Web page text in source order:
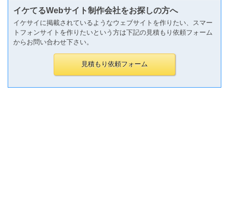
イケてるWebサイト制作会社をお探しの方へ
イケサイに掲載されているようなウェブサイトを作りたい、スマー
トフォンサイトを作りたいという方は下記の見積もり依頼フォーム
からお問い合わせ下さい。